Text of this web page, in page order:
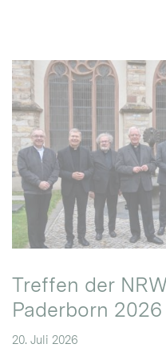
Treffen der
Paderborn 2026
20. Juli 2026